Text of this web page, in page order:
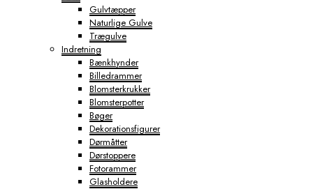
Gulvtæpper
Naturlige Gulve
Trægulve
Indretning
Bænkhynder
Billedrammer
Blomsterkrukker
Blomsterpotter
Bøger
Dekorationsfigurer
Dørmåtter
Dørstoppere
Fotorammer
Glasholdere